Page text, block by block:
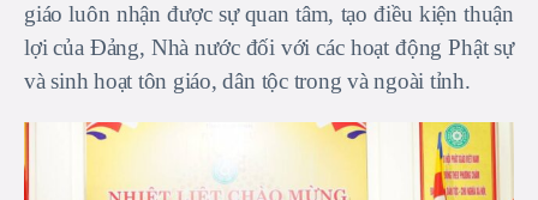
giáo luôn nhận được sự quan tâm, tạo điều kiện thuận
lợi của Đảng, Nhà nước đối với các hoạt động Phật sự
và sinh hoạt tôn giáo, dân tộc trong và ngoài tỉnh.